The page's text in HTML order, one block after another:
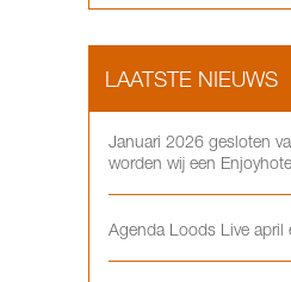
LAATSTE NIEUWS
Januari 2026 gesloten
worden wij een
Agenda Loods Live april